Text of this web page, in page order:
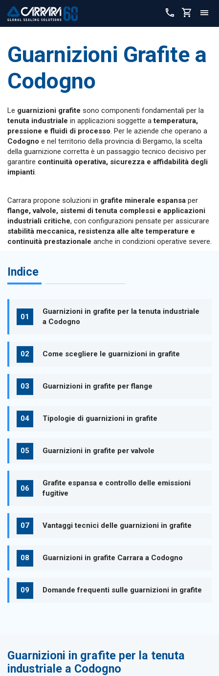
Guarnizioni Grafite a
Codogno
Le guarnizioni grafite sono componenti fondamentali per la
tenuta industriale in applicazioni soggette atemperatura,
pressione e fluidi di processo . Per le aziende che operano a
Codogno e nel territorio della provincia di Bergamo, la scelta
della guarnizione corretta è un passaggio tecnico decisivo per
garantire continuità operativa, sicurezza e affidabilità degli
impianti
Carrara propone soluzioni in grafite minerale espansa per
flange, valvole, sistemi di tenuta complessi e applicazioni
industriali critiche, con configurazioni pensate per assicurare
stabilità meccanica, resistenza alle alte temperature e
continuità prestazionale anche in condizioni operative severe.
Indice
Guarnizioni in grafite per la tenuta industriale
a Codogno
Come scegliere le guarnizioni in grafite
Guarnizioni in grafite per flange
Tipologie di guarnizioni in grafite
Guarnizioni in grafite per valvole
Grafite espansa e controllo delle emissioni
fugitive
Vantaggi tecnici delle guarnizioni in grafite
Guarnizioni in grafite Carrara a Codogno
Domande frequenti sulle guarnizioni in grafite
Guarnizioni in grafite per la tenuta
industriale a Codogno